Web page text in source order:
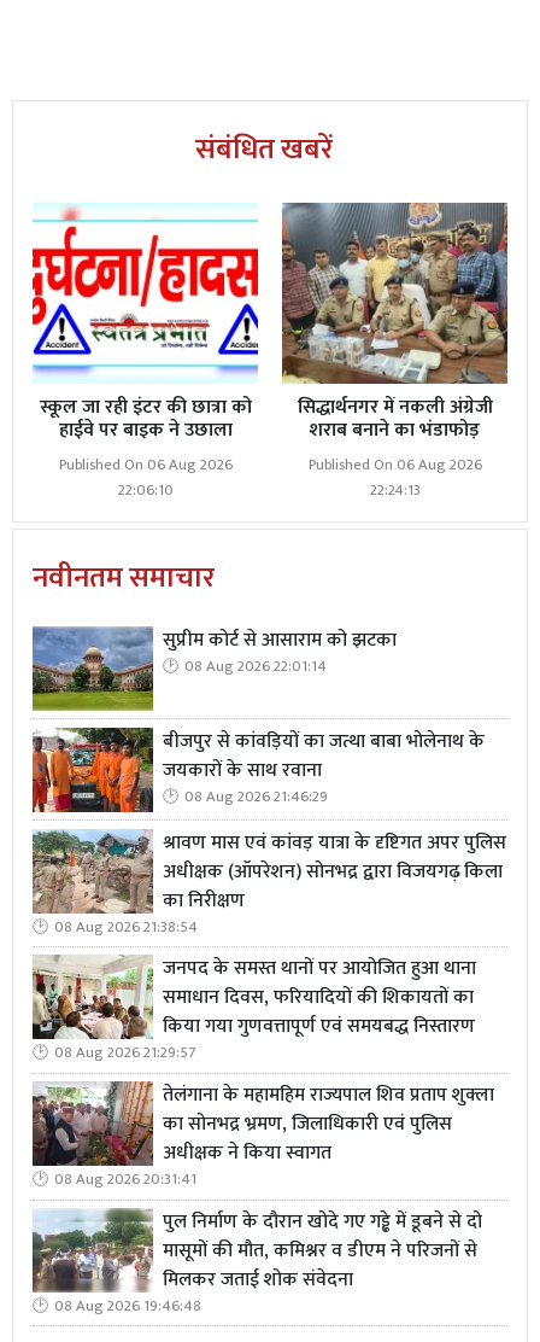
संबंधित खबरें
स्कूल जा रही इंटर की छात्रा को
हाईवे पर बाइक ने उछाला
Published On 06 Aug 2026
22:06:10
सिद्धार्थनगर में नकली अंग्रेजी
शराब बनाने का भंडाफोड़
Published On 06 Aug 2026
22:24:13
नवीनतम समाचार
सुप्रीम कोर्ट से आसाराम को झटका
08 Aug 2026 22:01:14
बीजपुर से कांवड़ियों का जत्था बाबा भोलेनाथ के
जयकारों के साथ रवाना
08 Aug 2026 21:46:29
श्रावण मास एवं कांवड़ यात्रा के दृष्टिगत अपर पुलिस
अधीक्षक (ऑपरेशन) सोनभद्र द्वारा विजयगढ़ किला
का निरीक्षण
08 Aug 2026 21:38:54
जनपद के समस्त थानों पर आयोजित हुआ थाना
समाधान दिवस, फरियादियों की शिकायतों का
किया गया गुणवत्तापूर्ण एवं समयबद्ध निस्तारण
08 Aug 2026 21:29:57
तेलंगाना के महामहिम राज्यपाल शिव प्रताप शुक्ला
का सोनभद्र भ्रमण, जिलाधिकारी एवं पुलिस
अधीक्षक ने किया स्वागत
08 Aug 2026 20:31:41
पुल निर्माण के दौरान खोदे गए गड्ढे में डूबने से दो
मासूमों की मौत, कमिश्नर व डीएम ने परिजनों से
मिलकर जताई शोक संवेदना
08 Aug 2026 19:46:48